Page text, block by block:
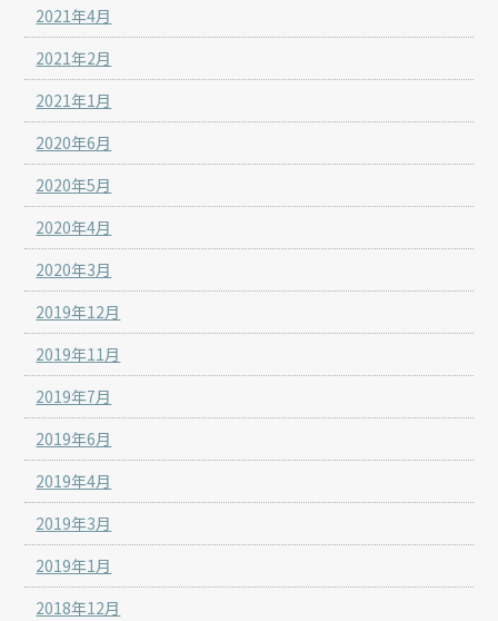
2021年4月
2021年2月
2021年1月
2020年6月
2020年5月
2020年4月
2020年3月
2019年12月
2019年11月
2019年7月
2019年6月
2019年4月
2019年3月
2019年1月
2018年12月